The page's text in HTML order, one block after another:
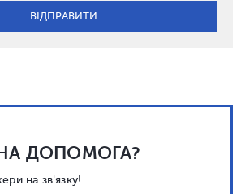
ДОПОМОГА?
на зв'язку!